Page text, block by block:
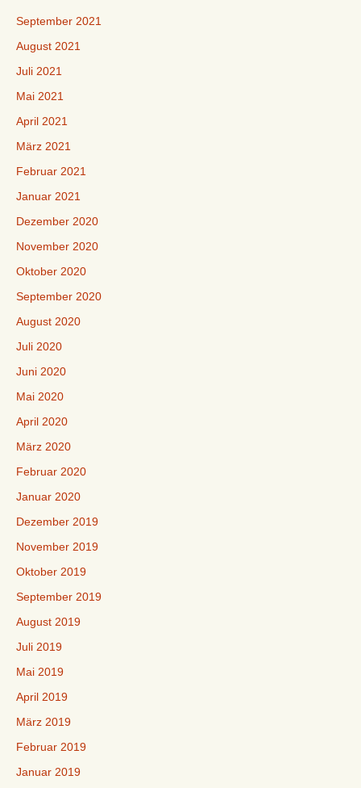
September 2021
August 2021
Juli 2021
Mai 2021
April 2021
März 2021
Februar 2021
Januar 2021
Dezember 2020
November 2020
Oktober 2020
September 2020
August 2020
Juli 2020
Juni 2020
Mai 2020
April 2020
März 2020
Februar 2020
Januar 2020
Dezember 2019
November 2019
Oktober 2019
September 2019
August 2019
Juli 2019
Mai 2019
April 2019
März 2019
Februar 2019
Januar 2019